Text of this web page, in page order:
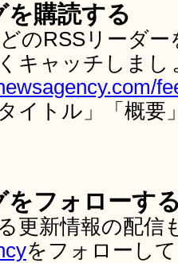
を購読する
のRSSリーダ
キャッチしま
イトル」「概要
をフォローす
更新情報の配
をフォローし